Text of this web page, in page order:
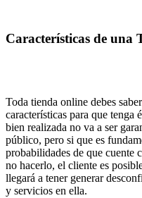
Características de una
Toda tienda online debes
características para que tenga
bien realizada no va a ser
público, pero si que es
probabilidades de que cuente
no hacerlo, el cliente es
llegará a tener generar
y servicios en ella.